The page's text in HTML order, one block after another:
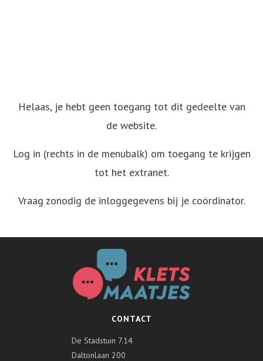
Helaas, je hebt geen toegang tot dit gedeelte van
de website.
Log in (rechts in de menubalk) om toegang te krijgen
tot het extranet.
Vraag zonodig de inloggegevens bij je coördinator.
CONTACT
De Stadstuin 7.14
Daltonlaan 200